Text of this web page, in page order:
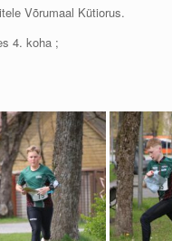
Võrumaal Kütiorus.
4. koha ;